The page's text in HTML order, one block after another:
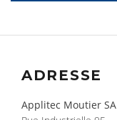
ADRESSE
Applitec Moutier SA